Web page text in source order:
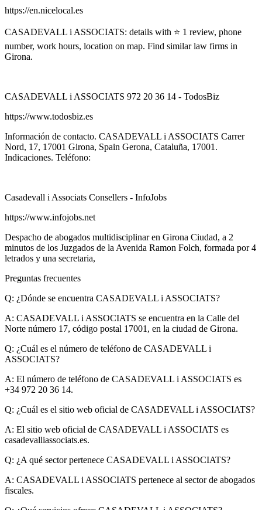
https://en.nicelocal.es
CASADEVALL i ASSOCIATS: details with ⭐ 1 review, phone
number, work hours, location on map. Find similar law firms in
Girona.
CASADEVALL i ASSOCIATS 972 20 36 14 - TodosBiz
https://www.todosbiz.es
Información de contacto. CASADEVALL i ASSOCIATS Carrer
Nord, 17, 17001 Girona, Spain Gerona, Cataluña, 17001.
Indicaciones. Teléfono:
Casadevall i Associats Consellers - InfoJobs
https://www.infojobs.net
Despacho de abogados multidisciplinar en Girona Ciudad, a 2
minutos de los Juzgados de la Avenida Ramon Folch, formada por 4
letrados y una secretaria,
Preguntas frecuentes
Q: ¿Dónde se encuentra CASADEVALL i ASSOCIATS?
A: CASADEVALL i ASSOCIATS se encuentra en la Calle del
Norte número 17, código postal 17001, en la ciudad de Girona.
Q: ¿Cuál es el número de teléfono de CASADEVALL i
ASSOCIATS?
A: El número de teléfono de CASADEVALL i ASSOCIATS es
+34 972 20 36 14.
Q: ¿Cuál es el sitio web oficial de CASADEVALL i ASSOCIATS?
A: El sitio web oficial de CASADEVALL i ASSOCIATS es
casadevalliassociats.es.
Q: ¿A qué sector pertenece CASADEVALL i ASSOCIATS?
A: CASADEVALL i ASSOCIATS pertenece al sector de abogados
fiscales.